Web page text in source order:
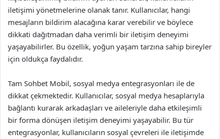
iletişimi yönetmelerine olanak tanır. Kullanıcılar, hangi
mesajların bildirim alacağına karar verebilir ve böylece
dikkati dağıtmadan daha verimli bir iletişim deneyimi
yaşayabilirler. Bu özellik, yoğun yaşam tarzına sahip bireyler
için oldukça faydalıdır.
Tam Sohbet Mobil, sosyal medya entegrasyonları ile de
dikkat çekmektedir. Kullanıcılar, sosyal medya hesaplarıyla
bağlantı kurarak arkadaşları ve aileleriyle daha etkileşimli
bir forma dönüşen iletişim deneyimi yaşayabilir. Bu tür
entegrasyonlar, kullanıcıların sosyal çevreleri ile iletişimde